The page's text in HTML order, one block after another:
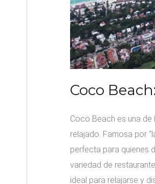
Coco
Coco Beach es una
relajado. Famosa por
perfecta para quienes
variedad de
ideal para relajarse y